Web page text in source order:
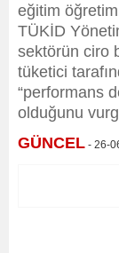
eğitim
TÜKİD
sektörün ciro
tüketici
“performans
olduğunu
GÜNCEL - 26-